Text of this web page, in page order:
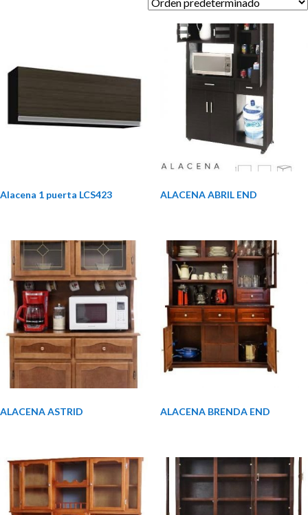
Alacena 1 puerta LCS423 ALACENA ABRIL END
ALACENA ASTRID ALACENA BRENDA END